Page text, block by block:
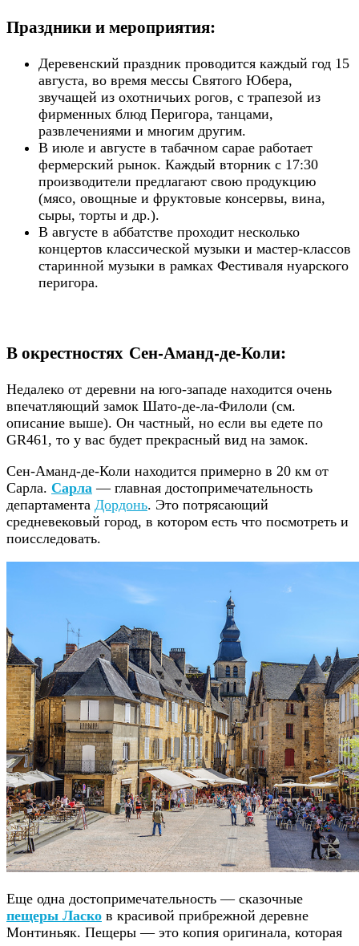
Праздники и мероприятия:
Деревенский праздник проводится каждый год 15
августа, во время мессы Святого Юбера,
звучащей из охотничьих рогов, с трапезой из
фирменных блюд Перигора, танцами,
развлечениями и многим другим.
В июле и августе в табачном сарае работает
фермерский рынок. Каждый вторник с 17:30
производители предлагают свою продукцию
(мясо, овощные и фруктовые консервы, вина,
сыры, торты и др.).
В августе в аббатстве проходит несколько
концертов классической музыки и мастер-классов
старинной музыки в рамках Фестиваля нуарского
перигора.
В окрестностях Сен-Аманд-де-Коли:
Недалеко от деревни на юго-западе находится очень
впечатляющий замок Шато-де-ла-Филоли (см.
описание выше). Он частный, но если вы едете по
GR461, то у вас будет прекрасный вид на замок.
Сен-Аманд-де-Коли находится примерно в 20 км от
Сарла. Сарла — главная достопримечательность
департамента Дордонь. Это потрясающий
средневековый город, в котором есть что посмотреть и
поисследовать.
Еще одна достопримечательность — сказочные
пещеры Ласко в красивой прибрежной деревне
Монтиньяк. Пещеры — это копия оригинала, которая